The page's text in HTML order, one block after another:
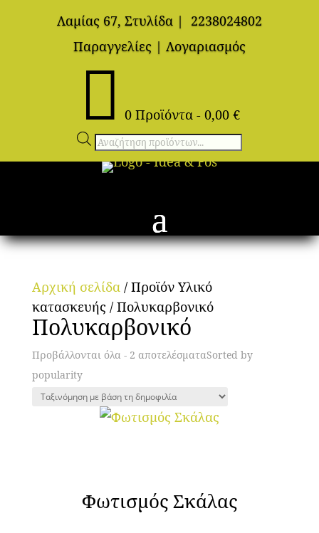
Λαμίας 67, Στυλίδα |
2238024802
Παραγγελίες | Λογαριασμός
 0 Προϊόντα - 0,00 €
Αναζήτηση
προϊόντων
Αρχική σελίδα/ Προϊόν Υλικό
κατασκευής / Πολυκαρβονικό
Πολυκαρβονικό
Προβάλλονται όλα - 2 αποτελέσματαSorted by
popularity
Φωτισμός Σκάλας